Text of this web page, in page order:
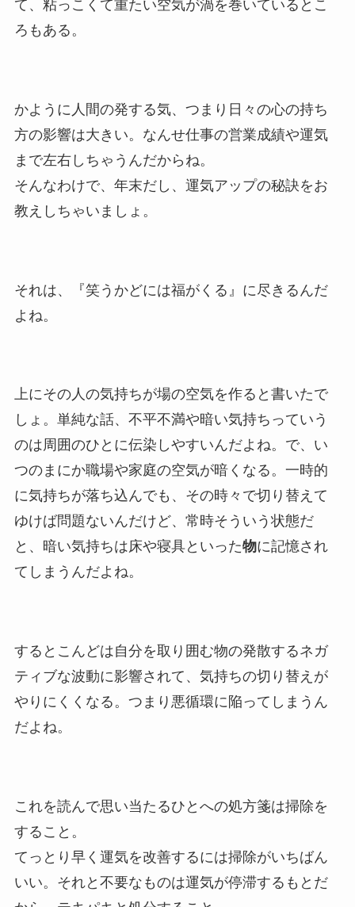
て、粘っこくて重たい空気が渦を巻いているとこ
ろもある。
かように人間の発する気、つまり日々の心の持ち
方の影響は大きい。なんせ仕事の営業成績や運気
まで左右しちゃうんだからね。
そんなわけで、年末だし、運気アップの秘訣をお
教えしちゃいましょ。
それは、『笑うかどには福がくる』に尽きるんだ
よね。
上にその人の気持ちが場の空気を作ると書いたで
しょ。単純な話、不平不満や暗い気持ちっていう
のは周囲のひとに伝染しやすいんだよね。で、い
つのまにか職場や家庭の空気が暗くなる。一時的
に気持ちが落ち込んでも、その時々で切り替えて
ゆけば問題ないんだけど、常時そういう状態だ
と、暗い気持ちは床や寝具といった物に記憶され
てしまうんだよね。
するとこんどは自分を取り囲む物の発散するネガ
ティブな波動に影響されて、気持ちの切り替えが
やりにくくなる。つまり悪循環に陥ってしまうん
だよね。
これを読んで思い当たるひとへの処方箋は掃除を
すること。
てっとり早く運気を改善するには掃除がいちばん
いい。それと不要なものは運気が停滞するもとだ